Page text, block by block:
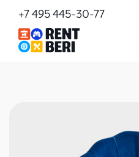
+7 495 445-30-77